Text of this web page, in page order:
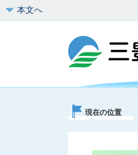
本文へ
現在の位置